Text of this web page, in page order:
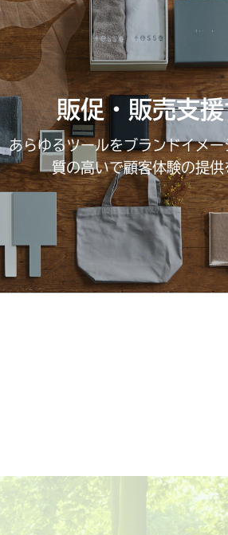
販促・販売支
あらゆるツールをブランドイメ
質の高いで顧客体験の提